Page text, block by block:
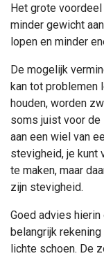
Het grote
minder gewicht
lopen en minder
De mogelijk
kan tot problemen
houden, worden
soms juist voor
aan een wiel van
stevigheid, je kunt
te maken, maar
zijn stevigheid.
Goed advies
belangrijk
lichte schoen. De